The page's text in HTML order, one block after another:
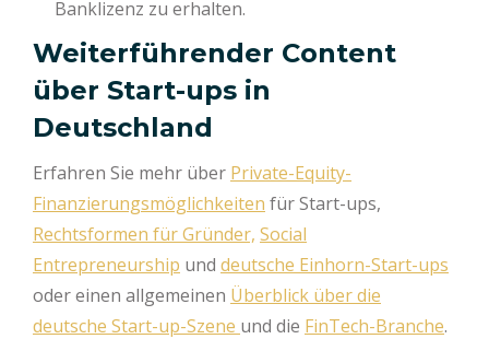
Banklizenz zu erhalten.
Weiterführender Content
über Start-ups in
Deutschland
Erfahren Sie mehr über Private-Equity-
Finanzierungsmöglichkeiten für Start-ups,
Rechtsformen für Gründer, Social
Entrepreneurship und deutsche Einhorn-Start-ups
oder einen allgemeinen Überblick über die
deutsche Start-up-Szene und die FinTech-Branche.